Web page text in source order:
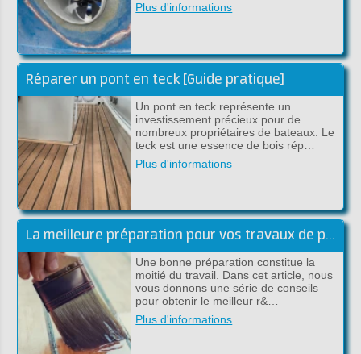
Plus d'informations
Réparer un pont en teck [Guide pratique]
Un pont en teck représente un
investissement précieux pour de
nombreux propriétaires de bateaux. Le
teck est une essence de bois rép…
Plus d'informations
La meilleure préparation pour vos travaux de peinture
Une bonne préparation constitue la
moitié du travail. Dans cet article, nous
vous donnons une série de conseils
pour obtenir le meilleur r&…
Plus d'informations